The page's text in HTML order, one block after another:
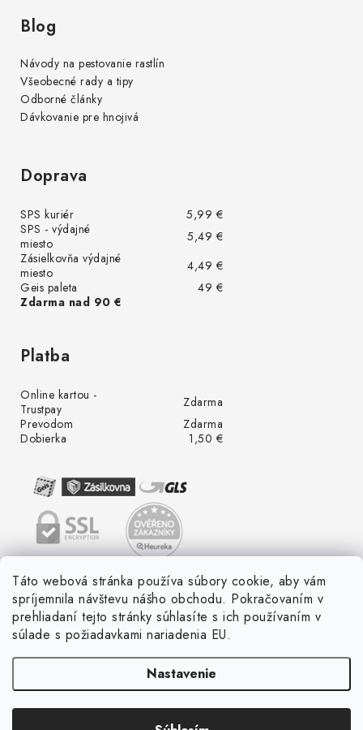
Táto webová stránka používa súbory cookie, aby vám
spríjemnila návštevu nášho obchodu. Pokračovaním v
prehliadaní tejto stránky súhlasíte s ich používaním v
súlade s požiadavkami nariadenia EU.
Nastavenie
Blog
Návody na pestovanie rastlín
Všeobecné rady a tipy
Odborné články
Dávkovanie pre hnojivá
Doprava
SPS kuriér
5,99 €
SPS - výdajné
miesto
5,49 €
Zásielkovňa výdajné
miesto
4,49 €
Geis paleta
49 €
Zdarma nad 90 €
Platba
Online kartou -
Trustpay
Zdarma
Prevodom
Zdarma
Dobierka
1,50 €